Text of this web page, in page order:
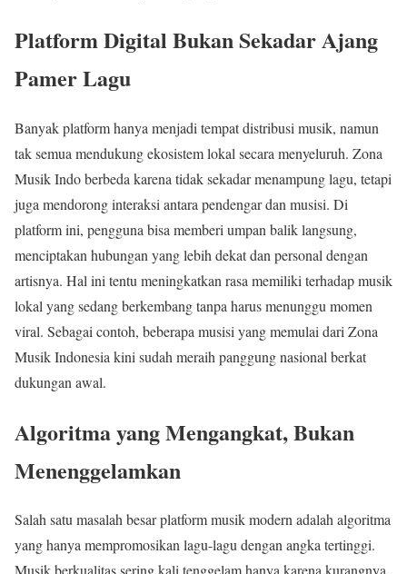
Platform Digital Bukan Sekadar Ajang
Pamer Lagu
Banyak platform hanya menjadi tempat distribusi musik, namun
tak semua mendukung ekosistem lokal secara menyeluruh. Zona
Musik Indo berbeda karena tidak sekadar menampung lagu, tetapi
juga mendorong interaksi antara pendengar dan musisi. Di
platform ini, pengguna bisa memberi umpan balik langsung,
menciptakan hubungan yang lebih dekat dan personal dengan
artisnya. Hal ini tentu meningkatkan rasa memiliki terhadap musik
lokal yang sedang berkembang tanpa harus menunggu momen
viral. Sebagai contoh, beberapa musisi yang memulai dari Zona
Musik Indonesia kini sudah meraih panggung nasional berkat
dukungan awal.
Algoritma yang Mengangkat, Bukan
Menenggelamkan
Salah satu masalah besar platform musik modern adalah algoritma
yang hanya mempromosikan lagu-lagu dengan angka tertinggi.